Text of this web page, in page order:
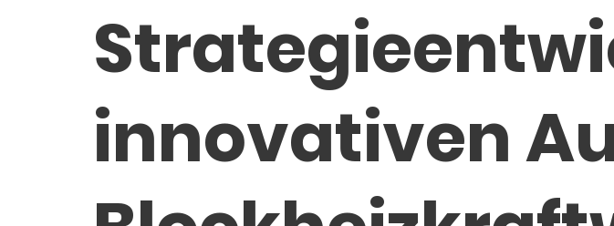
innovativen